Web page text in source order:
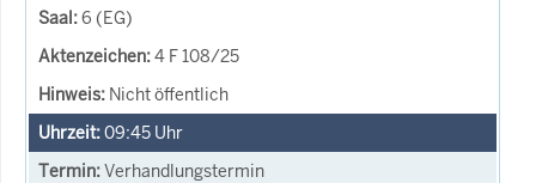
6 (EG)
4 F 108/25
Nicht öffentlich
09:45 Uhr
Verhandlungstermin